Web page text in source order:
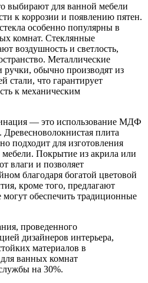
выбирают для ванной мебели
к коррозии и появлению пятен.
особенно популярны в
комнат. Стеклянные
воздушность и светлость,
Металлические
обычно производят из
что гарантирует
к механическим
— это использование МДФ
плита
подходит для изготовления
Покрытие из акрила или
влаги и позволяет
благодаря богатой цветовой
кроме того, предлагают
могут обеспечить традиционные
проведенного
дизайнеров интерьера,
материалов в
ванных комнат
на 30%.